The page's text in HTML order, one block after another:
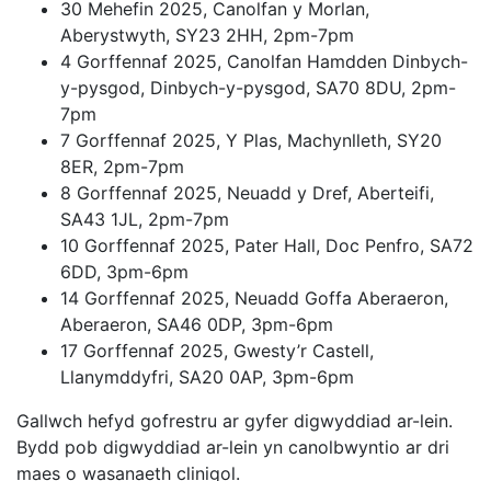
30 Mehefin 2025, Canolfan y Morlan,
Aberystwyth, SY23 2HH, 2pm-7pm
4 Gorffennaf 2025, Canolfan Hamdden Dinbych-
y-pysgod, Dinbych-y-pysgod, SA70 8DU, 2pm-
7pm
7 Gorffennaf 2025, Y Plas, Machynlleth, SY20
8ER, 2pm-7pm
8 Gorffennaf 2025, Neuadd y Dref, Aberteifi,
SA43 1JL, 2pm-7pm
10 Gorffennaf 2025, Pater Hall, Doc Penfro, SA72
6DD, 3pm-6pm
14 Gorffennaf 2025, Neuadd Goffa Aberaeron,
Aberaeron, SA46 0DP, 3pm-6pm
17 Gorffennaf 2025, Gwesty’r Castell,
Llanymddyfri, SA20 0AP, 3pm-6pm
Gallwch hefyd gofrestru ar gyfer digwyddiad ar-lein.
Bydd pob digwyddiad ar-lein yn canolbwyntio ar dri
maes o wasanaeth clinigol.